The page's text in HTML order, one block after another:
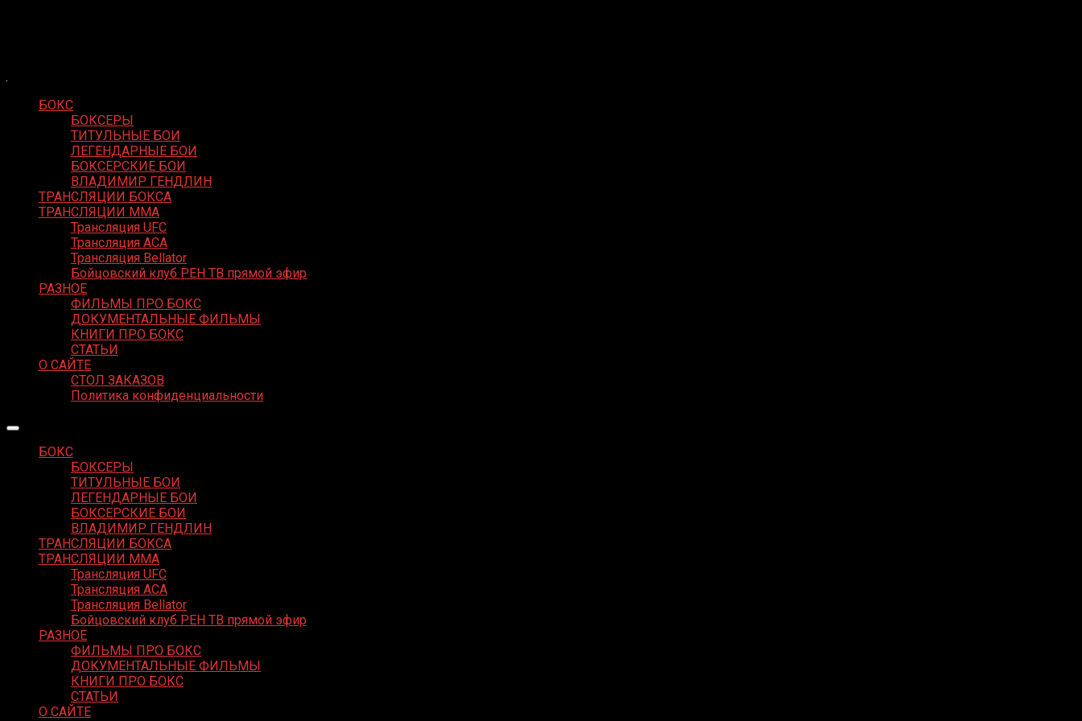
БОКС
БОКСЕРЫ
ТИТУЛЬНЫЕ БОИ
ЛЕГЕНДАРНЫЕ БОИ
БОКСЕРСКИЕ БОИ
ВЛАДИМИР ГЕНДЛИН
ТРАНСЛЯЦИИ БОКСА
ТРАНСЛЯЦИИ MMA
Трансляция UFC
Трансляция ACA
Трансляция Bellator
Бойцовский клуб РЕН ТВ прямой эфир
РАЗНОЕ
ФИЛЬМЫ ПРО БОКС
ДОКУМЕНТАЛЬНЫЕ ФИЛЬМЫ
КНИГИ ПРО БОКС
СТАТЬИ
О САЙТЕ
СТОЛ ЗАКАЗОВ
Политика конфиденциальности
БОКС
БОКСЕРЫ
ТИТУЛЬНЫЕ БОИ
ЛЕГЕНДАРНЫЕ БОИ
БОКСЕРСКИЕ БОИ
ВЛАДИМИР ГЕНДЛИН
ТРАНСЛЯЦИИ БОКСА
ТРАНСЛЯЦИИ MMA
Трансляция UFC
Трансляция ACA
Трансляция Bellator
Бойцовский клуб РЕН ТВ прямой эфир
РАЗНОЕ
ФИЛЬМЫ ПРО БОКС
ДОКУМЕНТАЛЬНЫЕ ФИЛЬМЫ
КНИГИ ПРО БОКС
СТАТЬИ
О САЙТЕ